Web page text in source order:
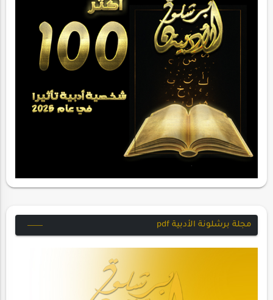
مجلة برشلونة الأدبية pdf